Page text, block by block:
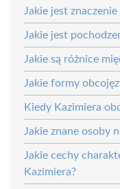
Jakie jest
Jakie jest
Jakie są różnice
Jakie formy
Kiedy Kazimiera
Jakie znane osoby
Jakie cechy
Kazimiera?